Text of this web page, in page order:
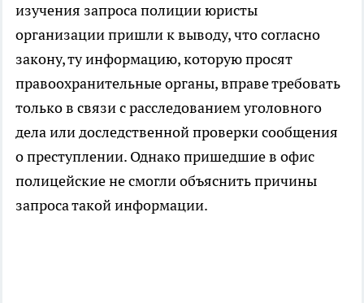
изучения запроса полиции юристы
организации пришли к выводу, что согласно
закону, ту информацию, которую просят
правоохранительные органы, вправе требовать
только в связи с расследованием уголовного
дела или доследственной проверки сообщения
о преступлении. Однако пришедшие в офис
полицейские не смогли объяснить причины
запроса такой информации.